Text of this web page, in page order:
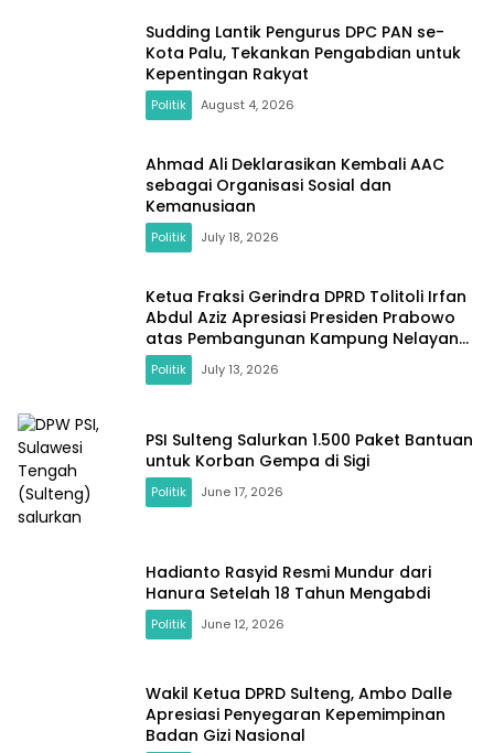
Sudding Lantik Pengurus DPC PAN se-
Kota Palu, Tekankan Pengabdian untuk
Kepentingan Rakyat
Politik August 4, 2026
Ahmad Ali Deklarasikan Kembali AAC
sebagai Organisasi Sosial dan
Kemanusiaan
Politik July 18, 2026
Ketua Fraksi Gerindra DPRD Tolitoli Irfan
Abdul Aziz Apresiasi Presiden Prabowo
atas Pembangunan Kampung Nelayan
di Desa Laulalang
Politik July 13, 2026
PSI Sulteng Salurkan 1.500 Paket Bantuan
untuk Korban Gempa di Sigi
Politik June 17, 2026
Hadianto Rasyid Resmi Mundur dari
Hanura Setelah 18 Tahun Mengabdi
Politik June 12, 2026
Wakil Ketua DPRD Sulteng, Ambo Dalle
Apresiasi Penyegaran Kepemimpinan
Badan Gizi Nasional